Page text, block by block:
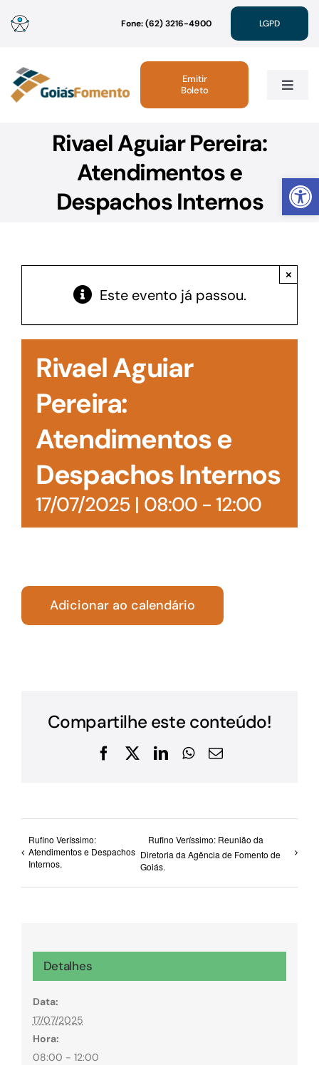
Abrir
para
conteúdo
Fone: (62) 3216-4900 LGPD
Toggle
Institucional
Linhas de Crédito
Acesso à Informação
Emitir
Boleto
Rivael Aguiar Pereira:
Atendimentos e
Despachos Internos
Este evento já passou.
×
Rivael Aguiar
Pereira:
Atendimentos e
Despachos Internos
17/07/2025 | 08:00- 12:00
Adicionar ao calendário
Compartilhe este conteúdo!
Facebook
X LinkedInWhatsApp
E-
Rufino Veríssimo:
Atendimentos e Despachos
Internos.
Rufino Veríssimo: Reunião da
Diretoria da Agência de Fomento de
Goiás.
Detalhes
Data:
17/07/2025
Hora:
08:00 - 12:00